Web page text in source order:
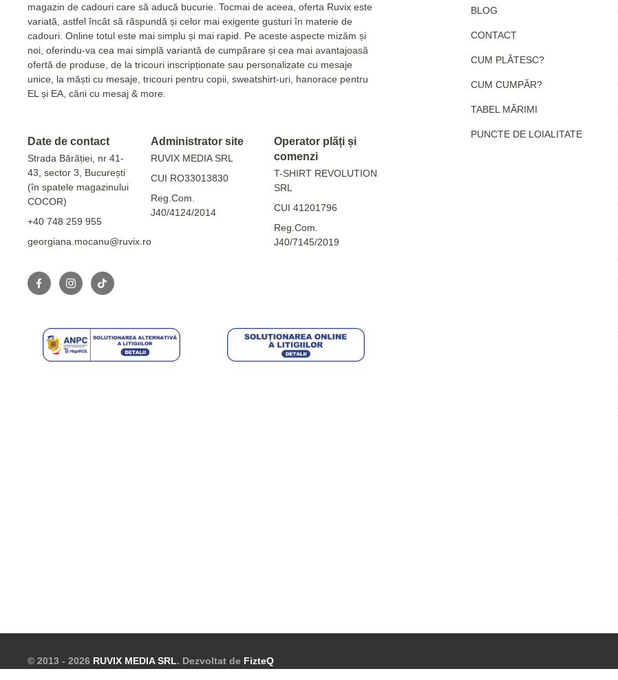
magazin de cadouri care să aducă bucurie. Tocmai de aceea, oferta Ruvix este
variată, astfel încât să răspundă și celor mai exigente gusturi în materie de
cadouri. Online totul este mai simplu și mai rapid. Pe aceste aspecte mizăm și
noi, oferindu-va cea mai simplă variantă de cumpărare și cea mai avantajoasă
ofertă de produse, de la tricouri inscripționate sau personalizate cu mesaje
unice, la măști cu mesaje, tricouri pentru copii, sweatshirt-uri, hanorace pentru
EL și EA, căni cu mesaj & more.
Date de contact
Strada Bărăției, nr 41-
43, sector 3, București
(în spatele magazinului
COCOR)
+40 748 259 955
georgiana.mocanu@ruvix.ro
Administrator site
RUVIX MEDIA SRL
CUI RO33013830
Reg.Com.
J40/4124/2014
Operator plăți și
comenzi
T-SHIRT REVOLUTION
SRL
CUI 41201796
Reg.Com.
J40/7145/2019
BLOG
CONTACT
CUM PLĂTESC?
CUM CUMPĂR?
TABEL MĂRIMI
PUNCTE DE LOIALITATE
© 2013 - 2026 RUVIX MEDIA SRL. Dezvoltat de FizteQ